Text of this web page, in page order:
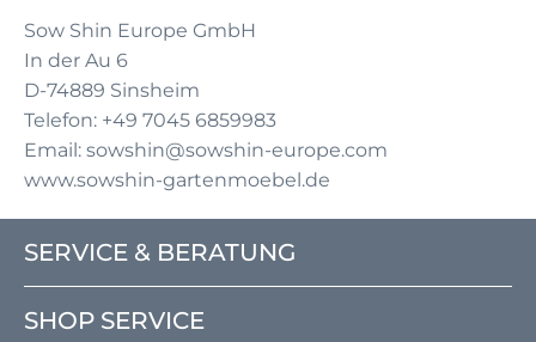
Sow Shin Europe GmbH
In der Au 6
D-74889 Sinsheim
Telefon: +49 7045 6859983
Email: sowshin@sowshin-europe.com
www.sowshin-gartenmoebel.de
SERVICE & BERATUNG
SHOP SERVICE